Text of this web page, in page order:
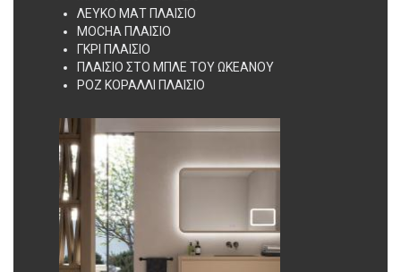
ΛΕΥΚΟ ΜΑΤ ΠΛΑΙΣΙΟ
MOCHA ΠΛΑΙΣΙΟ
ΓΚΡΙ ΠΛΑΙΣΙΟ
ΠΛΑΙΣΙΟ ΣΤΟ ΜΠΛΕ ΤΟΥ ΩΚΕΑΝΟΥ
ΡΟΖ ΚΟΡΑΛΛΙ ΠΛΑΙΣΙΟ